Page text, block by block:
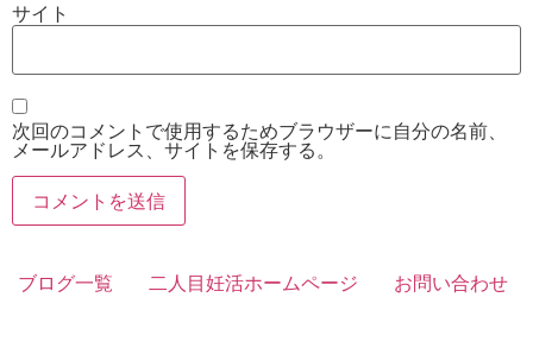
サイト
次回のコメントで使用するためブラウザーに自分の名前、
メールアドレス、サイトを保存する。
ブログ一覧 二人目妊活ホームページ お問い合わせ